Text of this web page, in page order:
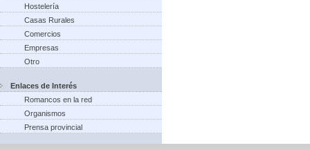
Hostelería
Casas Rurales
Comercios
Empresas
Otro
Enlaces de Interés
Romancos en la red
Organismos
Prensa provincial